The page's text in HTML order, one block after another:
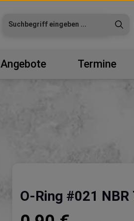
Angebote Termine
O-Ring #021 NBR